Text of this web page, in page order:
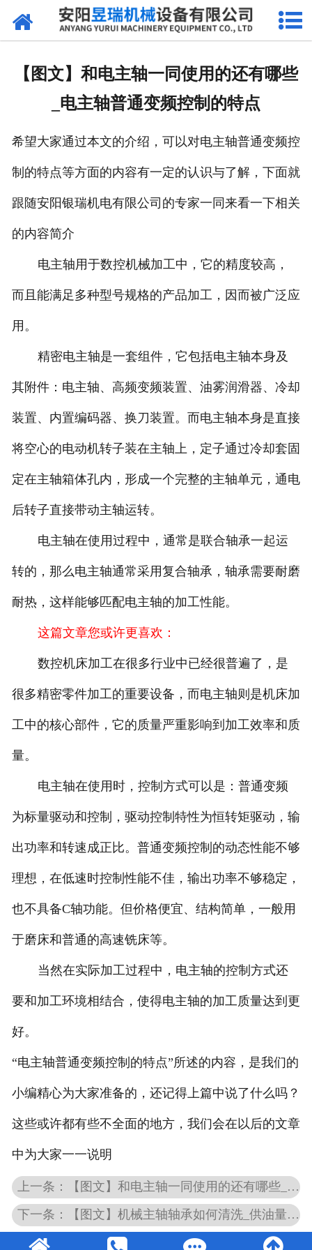
网站首页
联系我们
【图文】和电主轴一同使用的还有哪些
_电主轴普通变频控制的特点
希望大家通过本文的介绍，可以对电主轴普通变频控
制的特点等方面的内容有一定的认识与了解，下面就
跟随安阳银瑞机电有限公司的专家一同来看一下相关
的内容简介
电主轴用于数控机械加工中，它的精度较高，
而且能满足多种型号规格的产品加工，因而被广泛应
用。
精密电主轴是一套组件，它包括电主轴本身及
其附件：电主轴、高频变频装置、油雾润滑器、冷却
装置、内置编码器、换刀装置。而电主轴本身是直接
将空心的电动机转子装在主轴上，定子通过冷却套固
定在主轴箱体孔内，形成一个完整的主轴单元，通电
后转子直接带动主轴运转。
电主轴在使用过程中，通常是联合轴承一起运
转的，那么电主轴通常采用复合轴承，轴承需要耐磨
耐热，这样能够匹配电主轴的加工性能。
这篇文章您或许更喜欢：
数控机床加工在很多行业中已经很普遍了，是
很多精密零件加工的重要设备，而电主轴则是机床加
工中的核心部件，它的质量严重影响到加工效率和质
量。
电主轴在使用时，控制方式可以是：普通变频
为标量驱动和控制，驱动控制特性为恒转矩驱动，输
出功率和转速成正比。普通变频控制的动态性能不够
理想，在低速时控制性能不佳，输出功率不够稳定，
也不具备C轴功能。但价格便宜、结构简单，一般用
于磨床和普通的高速铣床等。
当然在实际加工过程中，电主轴的控制方式还
要和加工环境相结合，使得电主轴的加工质量达到更
好。
“电主轴普通变频控制的特点”所述的内容，是我们的
小编精心为大家准备的，还记得上篇中说了什么吗？
这些或许都有些不全面的地方，我们会在以后的文章
中为大家一一说明
上一条：【图文】和电主轴一同使用的还有哪些_永磁电主轴有哪些优势
下一条：【图文】机械主轴轴承如何清洗_供油量对机械主轴温度的影响